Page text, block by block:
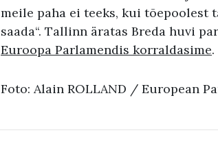
meile paha ei teeks, kui tõepoolest
saada“. Tallinn äratas Breda huvi
Euroopa Parlamendis korraldasime.
Foto: Alain ROLLAND / European